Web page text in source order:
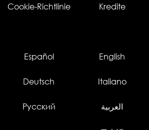
Cookie-Richtlinie Kredite
Español English
Deutsch Italiano
Русский العربية